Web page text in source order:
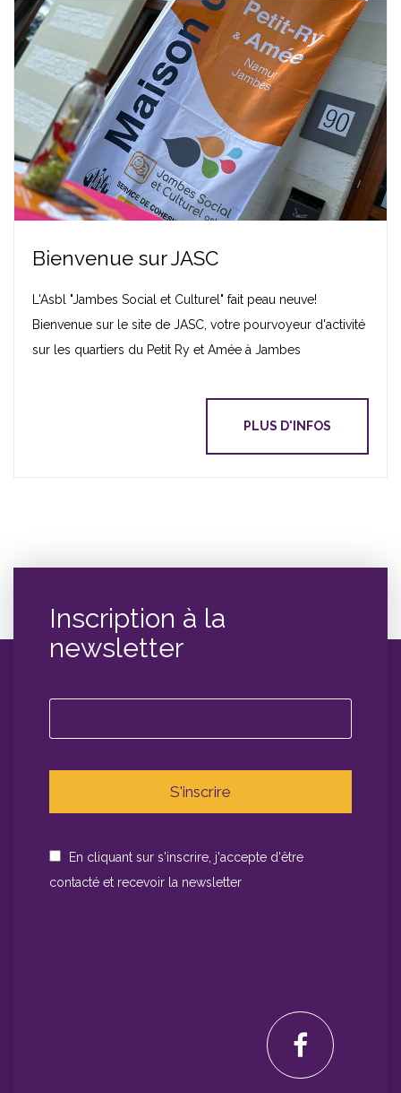
Bienvenue sur JASC
L'Asbl "Jambes Social et Culturel" fait peau neuve!
Bienvenue sur le site de JASC, votre pourvoyeur d'activité
sur les quartiers du Petit Ry et Amée à Jambes
PLUS D'INFOS
Inscription à la
newsletter
En cliquant sur s'inscrire, j'accepte d'être
contacté et recevoir la newsletter